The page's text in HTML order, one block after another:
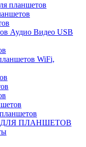
планшетов
Аудио Видео USB
WiFi,
ДЛЯ ПЛАНШЕТОВ